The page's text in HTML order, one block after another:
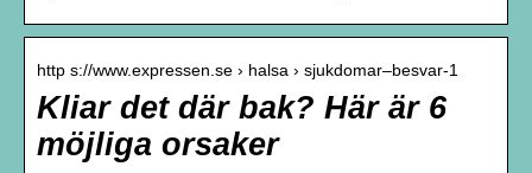
http s://www.expressen.se › halsa › sjukdomar–besvar-1
Kliar det där bak? Här är 6
möjliga orsaker